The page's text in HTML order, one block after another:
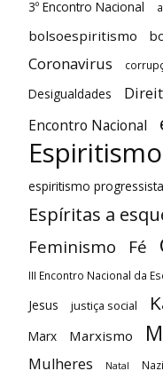
3º Encontro Nacional
bolsoespiritismo
Coronavirus
Desigualdades
Encontro Nacional
Espiritismo
espiritismo progressista
Espíritas a
Feminismo Fé
III Encontro Nacional da
Jesus justiça social
Marx Marxismo
Mulheres Natal